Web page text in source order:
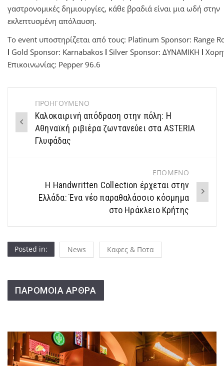
γαστρονομικές δημιουργίες, κάθε βραδιά είναι μια ωδή στην
εκλεπτυσμένη απόλαυση.
Το event υποστηρίζεται από τους: Platinum Sponsor: Range
l Gold Sponsor: Karnabakos l Silver Sponsor: ΔΥΝΑΜΙΚΗ l
Επικοινωνίας: Pepper 96.6
Post
navigation
ΠΡΟΗΓΟΥΜΕΝΟ
Καλοκαιρινή απόδραση στην πόλη: Η
Αθηναϊκή ριβιέρα ζωντανεύει στα ASTERIA
Γλυφάδας
ΕΠΟΜΕΝΟ
Η Handwritten Collection έρχεται στην
Ελλάδα: Ένα νέο παραθαλάσσιο κόσμημα
στο Ηράκλειο Κρήτης
Posted in: News Καφες & Ποτα
ΠΑΡΟΜΟΙΑ ΑΡΘΡΑ